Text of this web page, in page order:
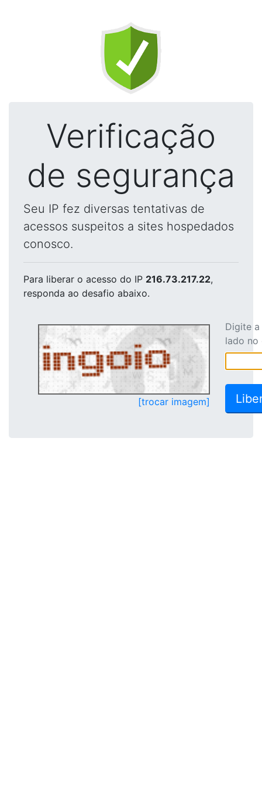
Verificação
de segurança
Seu IP fez diversas tentativas de
acessos suspeitos a sites hospedados
conosco.
Para liberar o acesso do IP 216.73.217.22,
responda ao desafio abaixo.
[trocar imagem]
Digite
lado no